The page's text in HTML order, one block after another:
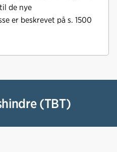
de nye
er beskrevet på s. 1500
(TBT)